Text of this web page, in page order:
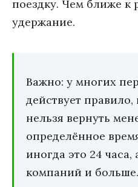
поездку. Чем ближе к
удержание.
Важно: у многих
действует
нельзя вернуть
определённое
иногда это 24 часа,
компаний и